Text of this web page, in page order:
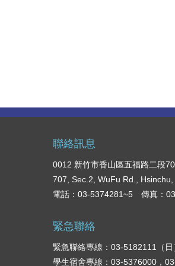
聯絡訊息
0012 新竹市香山區五福路二段
707, Sec.2, WuFu Rd., Hsinchu,
電話：03-5374281~5 傳真：
緊急聯絡
緊急聯絡專線：03-5182111（日
學生宿舍專線：03-5376000，